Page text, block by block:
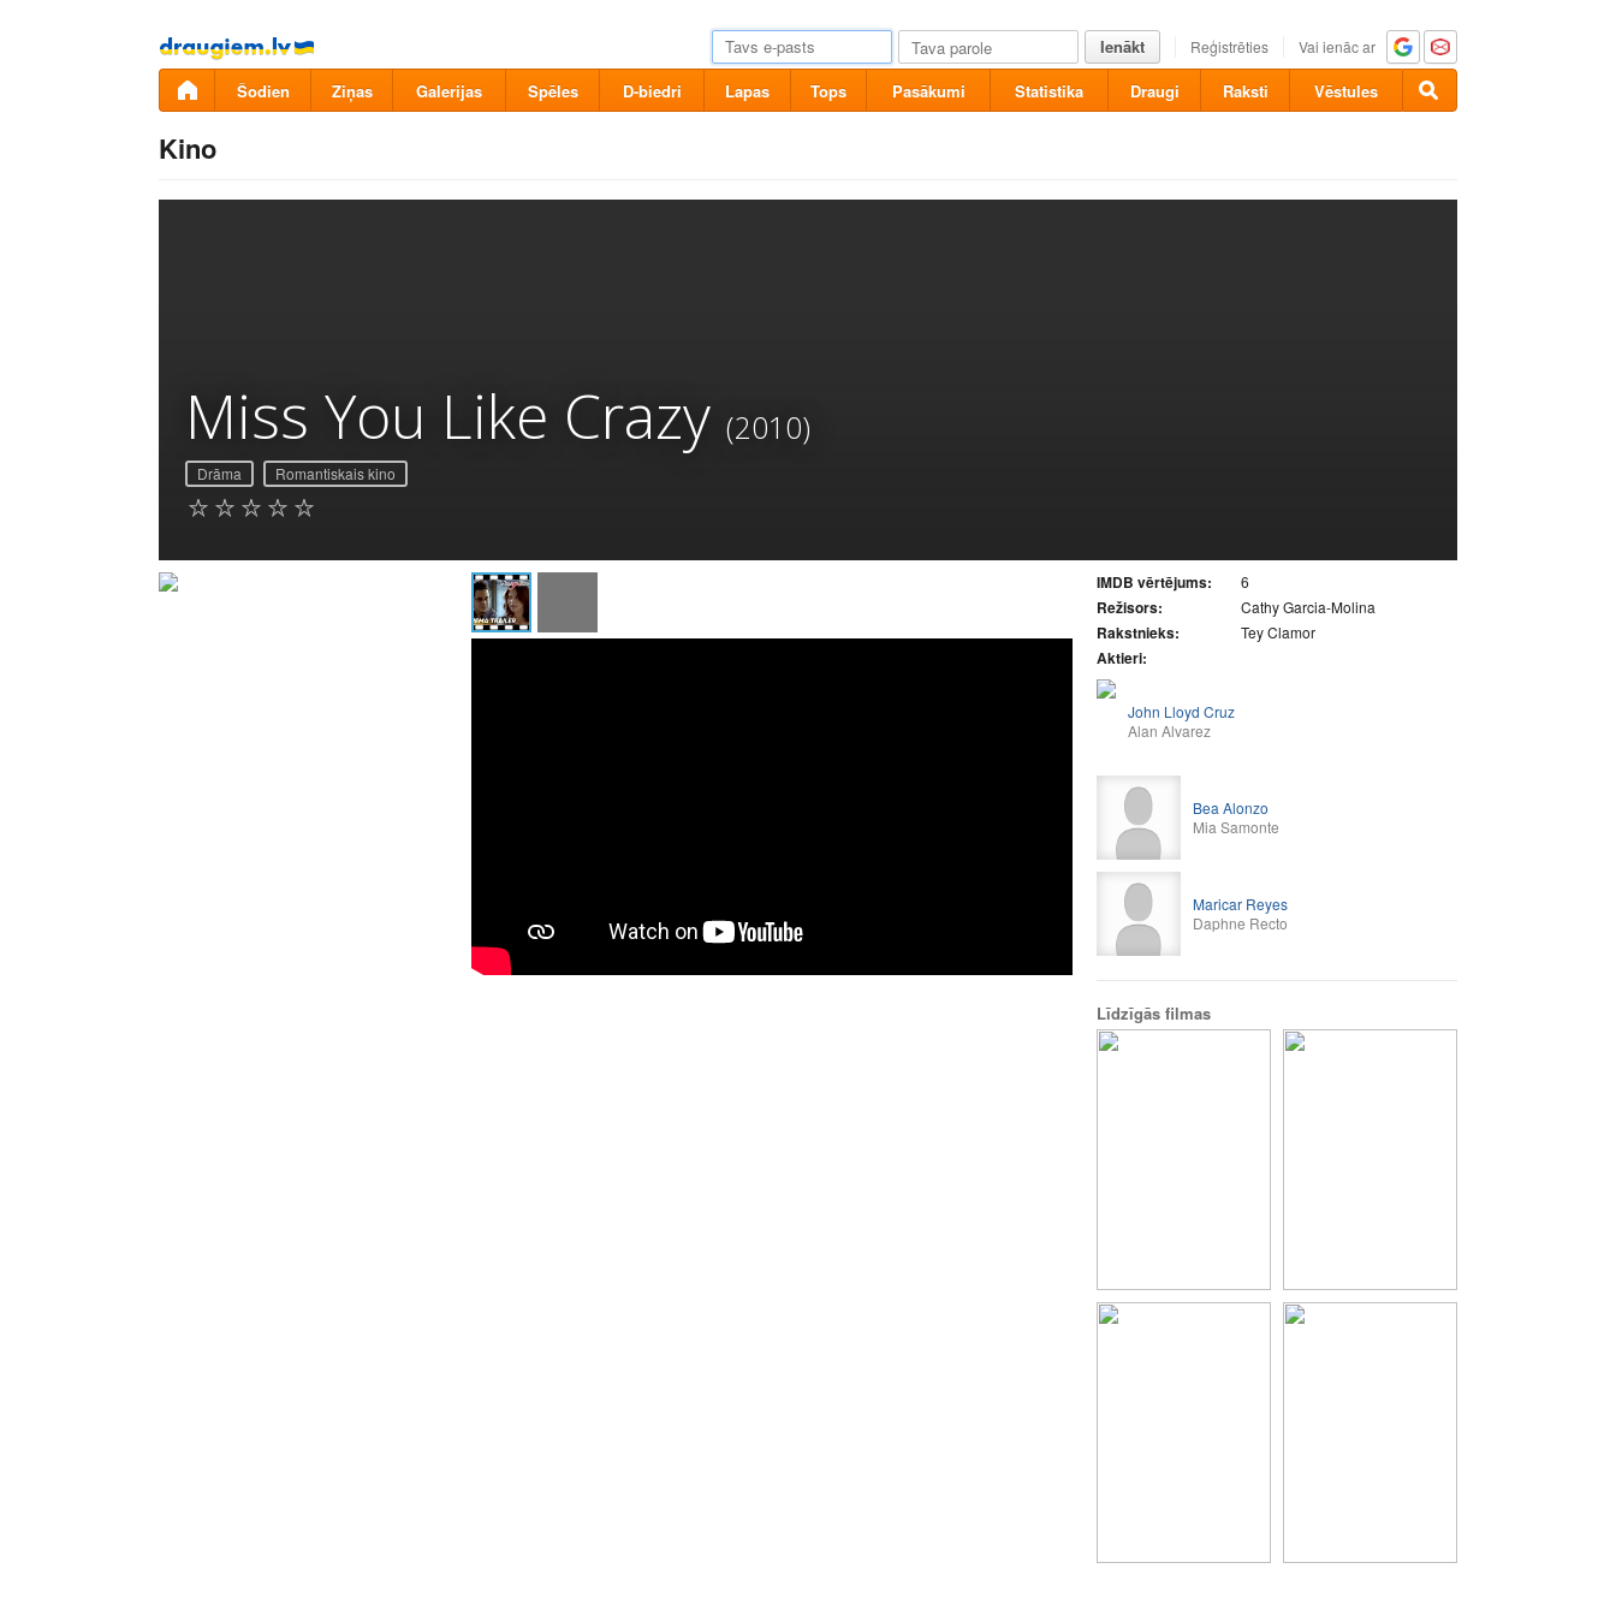
Pāriet
uz
saturu
Ienākt Reģistrēties Vai ienāc ar
Šodien Ziņas Galerijas Spēles D-biedri Lapas Tops Pasākumi Statistika Draugi Raksti Vēstules
Kino
Miss You Like Crazy (2010)
Drāma Romantiskais kino
IMDB vērtējums: 6
Režisors: Cathy Garcia-Molina
Rakstnieks: Tey Clamor
Aktieri:
John Lloyd Cruz
Alan Alvarez
Bea Alonzo
Mia Samonte
Maricar Reyes
Daphne Recto
Līdzīgās filmas